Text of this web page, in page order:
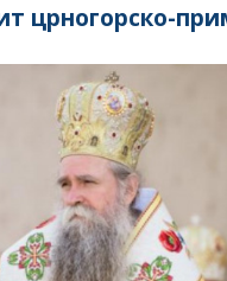
црногорско-